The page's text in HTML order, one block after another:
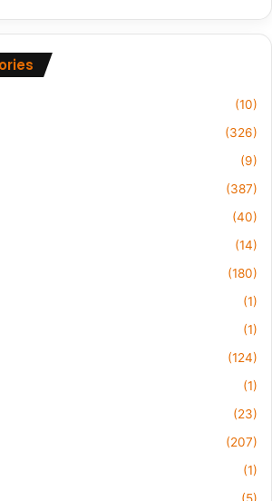
(10)
(326)
(9)
(387)
(40)
(14)
(180)
(1)
(1)
(124)
(1)
(23)
(207)
(1)